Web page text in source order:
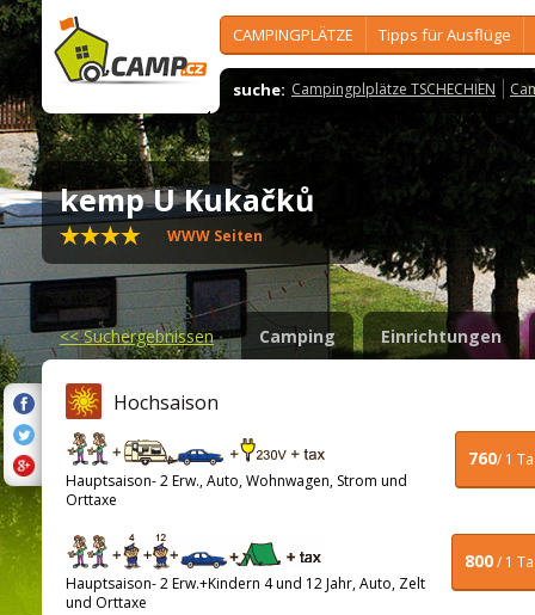
CAMPINGPLÄTZE Tipps für Ausflüge
suche: Campingplplätze TSCHECHIEN
kemp U Kukačků
WWW Seiten
<<Suchergebnissen Camping Einrichtungen
Hochsaison
760/ 1
Hauptsaison- 2 Erw., Auto, Wohnwagen, Strom und
Orttaxe
800/ 1
Hauptsaison- 2 Erw.+Kindern 4 und 12 Jahr, Auto, Zelt
und Orttaxe